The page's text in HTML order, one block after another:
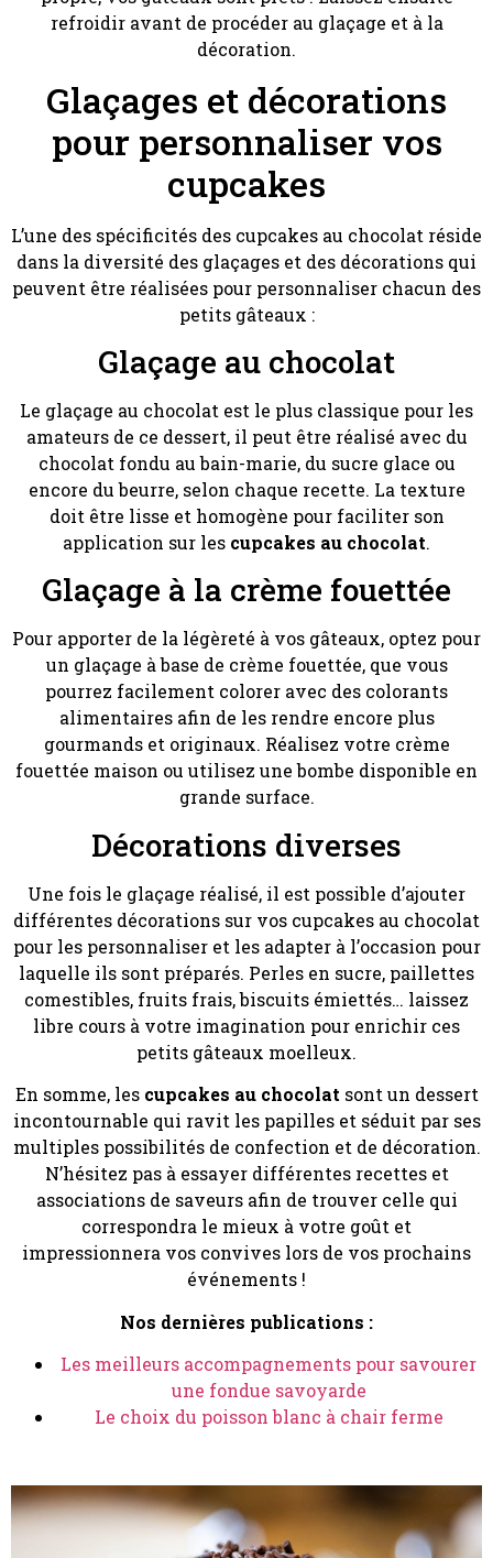
refroidir avant de procéder au glaçage et à la
décoration.
Glaçages et décorations
pour personnaliser vos
cupcakes
L’une des spécificités des cupcakes au chocolat réside
dans la diversité des glaçages et des décorations qui
peuvent être réalisées pour personnaliser chacun des
petits gâteaux :
Glaçage au chocolat
Le glaçage au chocolat est le plus classique pour les
amateurs de ce dessert, il peut être réalisé avec du
chocolat fondu au bain-marie, du sucre glace ou
encore du beurre, selon chaque recette. La texture
doit être lisse et homogène pour faciliter son
application sur les cupcakes au chocolat.
Glaçage à la crème fouettée
Pour apporter de la légèreté à vos gâteaux, optez pour
un glaçage à base de crème fouettée, que vous
pourrez facilement colorer avec des colorants
alimentaires afin de les rendre encore plus
gourmands et originaux. Réalisez votre crème
fouettée maison ou utilisez une bombe disponible en
grande surface.
Décorations diverses
Une fois le glaçage réalisé, il est possible d’ajouter
différentes décorations sur vos cupcakes au chocolat
pour les personnaliser et les adapter à l’occasion pour
laquelle ils sont préparés. Perles en sucre, paillettes
comestibles, fruits frais, biscuits émiettés… laissez
libre cours à votre imagination pour enrichir ces
petits gâteaux moelleux.
En somme, les cupcakes au chocolat sont un dessert
incontournable qui ravit les papilles et séduit par ses
multiples possibilités de confection et de décoration.
N’hésitez pas à essayer différentes recettes et
associations de saveurs afin de trouver celle qui
correspondra le mieux à votre goût et
impressionnera vos convives lors de vos prochains
événements !
Nos dernières publications :
Les meilleurs accompagnements pour savourer
une fondue savoyarde
Le choix du poisson blanc à chair ferme